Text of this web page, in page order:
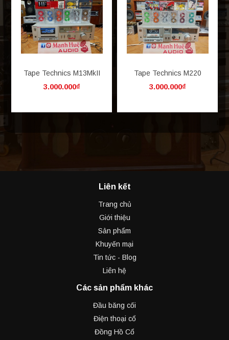
Tape Technics M13MkII
3.000.000₫
Tape Technics M220
3.000.000₫
Liên kết
Trang chủ
Giới thiệu
Sản phẩm
Khuyến mại
Tin tức - Blog
Liên hệ
Các sản phẩm khác
Đầu băng cối
Điện thoại cổ
Đồng Hồ Cổ